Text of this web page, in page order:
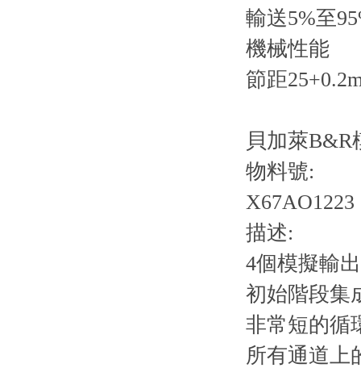
輸送5%至
機械性能
節距
貝加萊B&R
物料號:
X67AO1223
描述:
4個模擬輸
初始階段集
非常短的循
所有通道上